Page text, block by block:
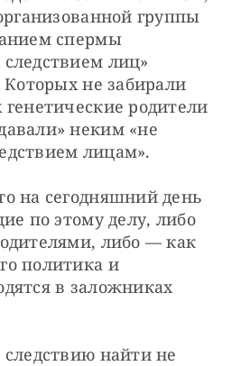
группы
спермы
лиц»
Которых не забирали
родители
неким «не
лицам».
на сегодняшний день
по этому делу, либо
либо — как
политика и
в заложниках
следствию найти не